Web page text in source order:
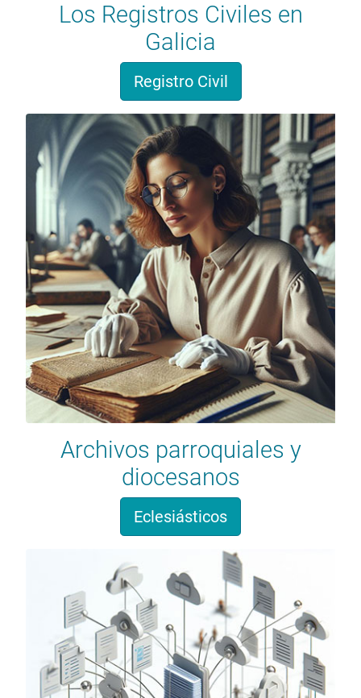
Los Registros Civiles en
Galicia
Registro Civil
Archivos parroquiales y
diocesanos
Eclesiásticos